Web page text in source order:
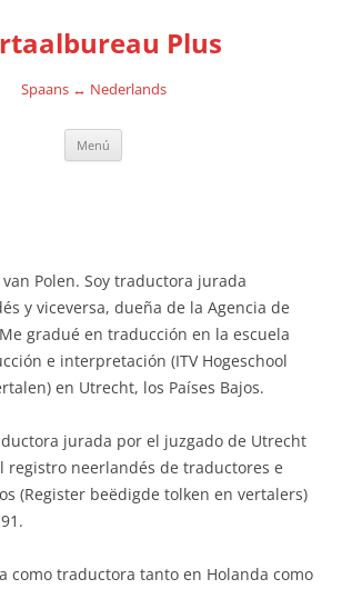
Plus
Spaans ↔ Nederlands
Menú
Polen. Soy traductora jurada
y viceversa, dueña de la Agencia de
gradué en traducción en la escuela
e interpretación (ITV Hogeschool
en Utrecht, los Países Bajos.
jurada por el juzgado de Utrecht
registro neerlandés de traductores e
(Register beëdigde tolken en vertalers)
como traductora tanto en Holanda como